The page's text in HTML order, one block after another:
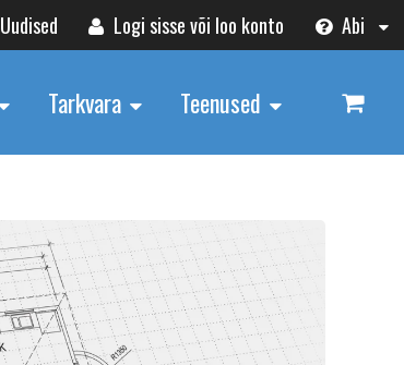
Uudised Logi sisse või loo konto Abi
Tarkvara Teenused